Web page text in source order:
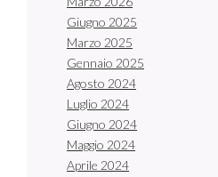
Giugno 2025
Marzo 2025
Gennaio 2025
Agosto 2024
Luglio 2024
Giugno 2024
Maggio 2024
Aprile 2024